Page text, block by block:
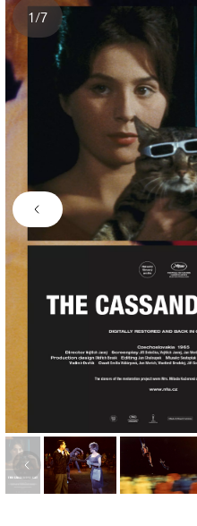
Number of images
1/7
Previous image
Previous image